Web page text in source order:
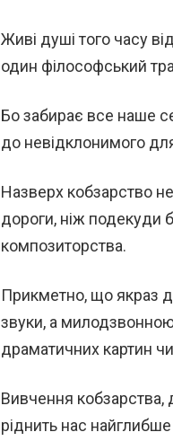
Живі душі того часу
один філософський
Бо забирає все наше
до невідклонимого
Назверх кобзарство
дороги, ніж подекуди
композиторства.
Прикметно, що якраз
звуки, а
драматичних картин
Вивчення кобзарства,
ріднить нас